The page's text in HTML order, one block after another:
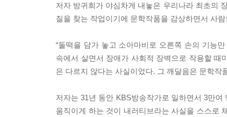
저자 방귀희가 야심차게 내놓은 우리나라 최초의
질을 찾는 작업이기에 문학작품을 감상하면서 사
“돌떡을 담가 놓고 소아마비로 오른쪽 손의 기능
속에서 살면서 장애가 사회적 장벽으로 작용할
은 다르지 않다는 사실이었다. 그 깨달음은 문학작
저자는 31년 동안 KBS방송작가로 일하면서 3만
움직이게 하는 것이 내러티브라는 사실을 스스로